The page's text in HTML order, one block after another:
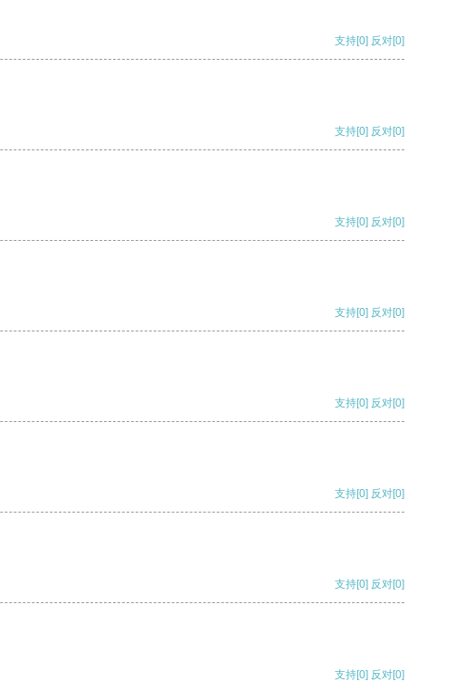
支持[0] 反对[0]
支持[0] 反对[0]
支持[0] 反对[0]
支持[0] 反对[0]
支持[0] 反对[0]
支持[0] 反对[0]
支持[0] 反对[0]
支持[0] 反对[0]